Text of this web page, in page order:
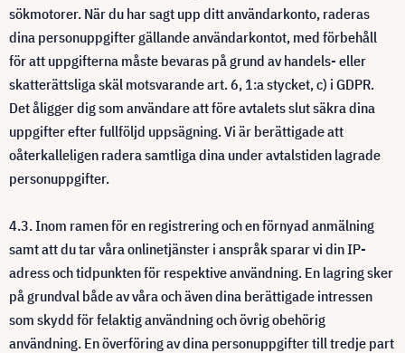
sökmotorer. När du har sagt upp ditt användarkonto, raderas
dina personuppgifter gällande användarkontot, med förbehåll
för att uppgifterna måste bevaras på grund av handels- eller
skatterättsliga skäl motsvarande art. 6, 1:a stycket, c) i GDPR.
Det åligger dig som användare att före avtalets slut säkra dina
uppgifter efter fullföljd uppsägning. Vi är berättigade att
oåterkalleligen radera samtliga dina under avtalstiden lagrade
personuppgifter.
4.3. Inom ramen för en registrering och en förnyad anmälning
samt att du tar våra onlinetjänster i anspråk sparar vi din IP-
adress och tidpunkten för respektive användning. En lagring sker
på grundval både av våra och även dina berättigade intressen
som skydd för felaktig användning och övrig obehörig
användning. En överföring av dina personuppgifter till tredje part